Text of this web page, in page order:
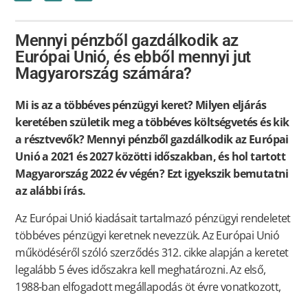
Mennyi pénzből gazdálkodik az
Európai Unió, és ebből mennyi jut
Magyarország számára?
Mi is az a többéves pénzügyi keret? Milyen eljárás
keretében születik meg a többéves költségvetés és kik
a résztvevők? Mennyi pénzből gazdálkodik az Európai
Unió a 2021 és 2027 közötti időszakban, és hol tartott
Magyarország 2022 év végén? Ezt igyekszik bemutatni
az alábbi írás.
Az Európai Unió kiadásait tartalmazó pénzügyi rendeletet
többéves pénzügyi keretnek nevezzük. Az Európai Unió
működéséről szóló szerződés 312. cikke alapján a keretet
legalább 5 éves időszakra kell meghatározni. Az első,
1988-ban elfogadott megállapodás öt évre vonatkozott,